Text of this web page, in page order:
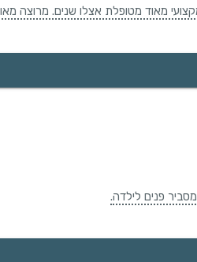
מאוד מטופלת אצלו שנים. מרוצה
פנים לילדה.